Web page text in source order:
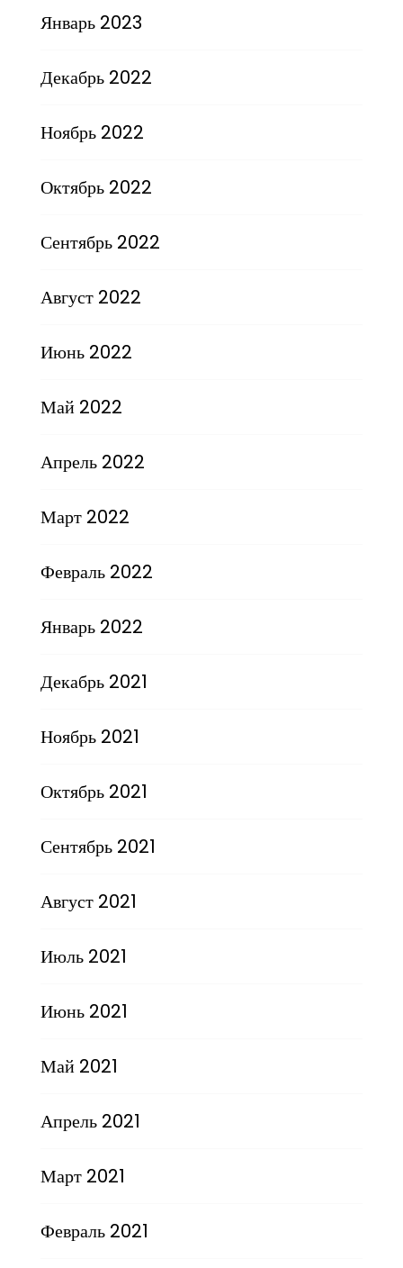
Январь 2023
Декабрь 2022
Ноябрь 2022
Октябрь 2022
Сентябрь 2022
Август 2022
Июнь 2022
Май 2022
Апрель 2022
Март 2022
Февраль 2022
Январь 2022
Декабрь 2021
Ноябрь 2021
Октябрь 2021
Сентябрь 2021
Август 2021
Июль 2021
Июнь 2021
Май 2021
Апрель 2021
Март 2021
Февраль 2021